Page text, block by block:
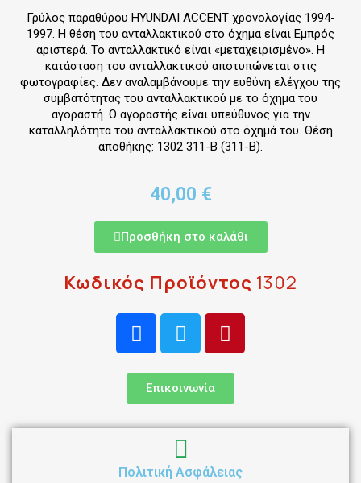
Γρύλος παραθύρου HYUNDAI ACCENT χρονολογίας 1994-
1997. Η θέση του ανταλλακτικού στο όχημα είναι Εμπρός
αριστερά. Το ανταλλακτικό είναι «μεταχειρισμένο». Η
κατάσταση του ανταλλακτικού αποτυπώνεται στις
φωτογραφίες. Δεν αναλαμβάνουμε την ευθύνη ελέγχου της
συμβατότητας του ανταλλακτικού με το όχημα του
αγοραστή. Ο αγοραστής είναι υπεύθυνος για την
καταλληλότητα του ανταλλακτικού στο όχημά του. Θέση
αποθήκης: 1302 311-B (311-B).
40,00 €
Προσθήκη στο καλάθι
Κωδικός Προϊόντος 1302
Επικοινωνία
Πολιτική Ασφάλειας